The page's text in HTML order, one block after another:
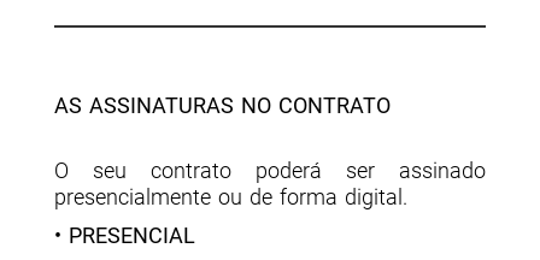
AS ASSINATURAS NO CONTRATO
O seu contrato poderá ser assinado
presencialmente ou de forma digital.
• PRESENCIAL